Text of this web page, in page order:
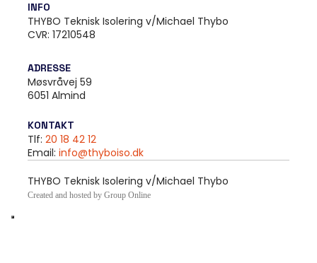
INFO
THYBO Teknisk Isolering v/Michael Thybo
CVR: 17210548
ADRESSE​
​​Møsvråvej 59
6051 Almind
KONTAKT​
​Tlf:20 18 42 12
Email:info@thyboiso.dk
THYBO Teknisk Isolering v/Michael Thybo
Created and hosted by Group Online